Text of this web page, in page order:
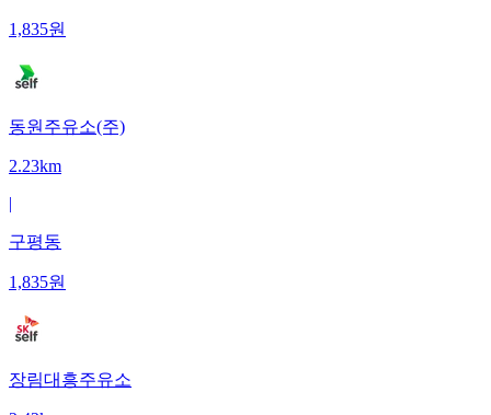
1,835원
동원주유소(주)
2.23km
|
구평동
1,835원
장림대흥주유소